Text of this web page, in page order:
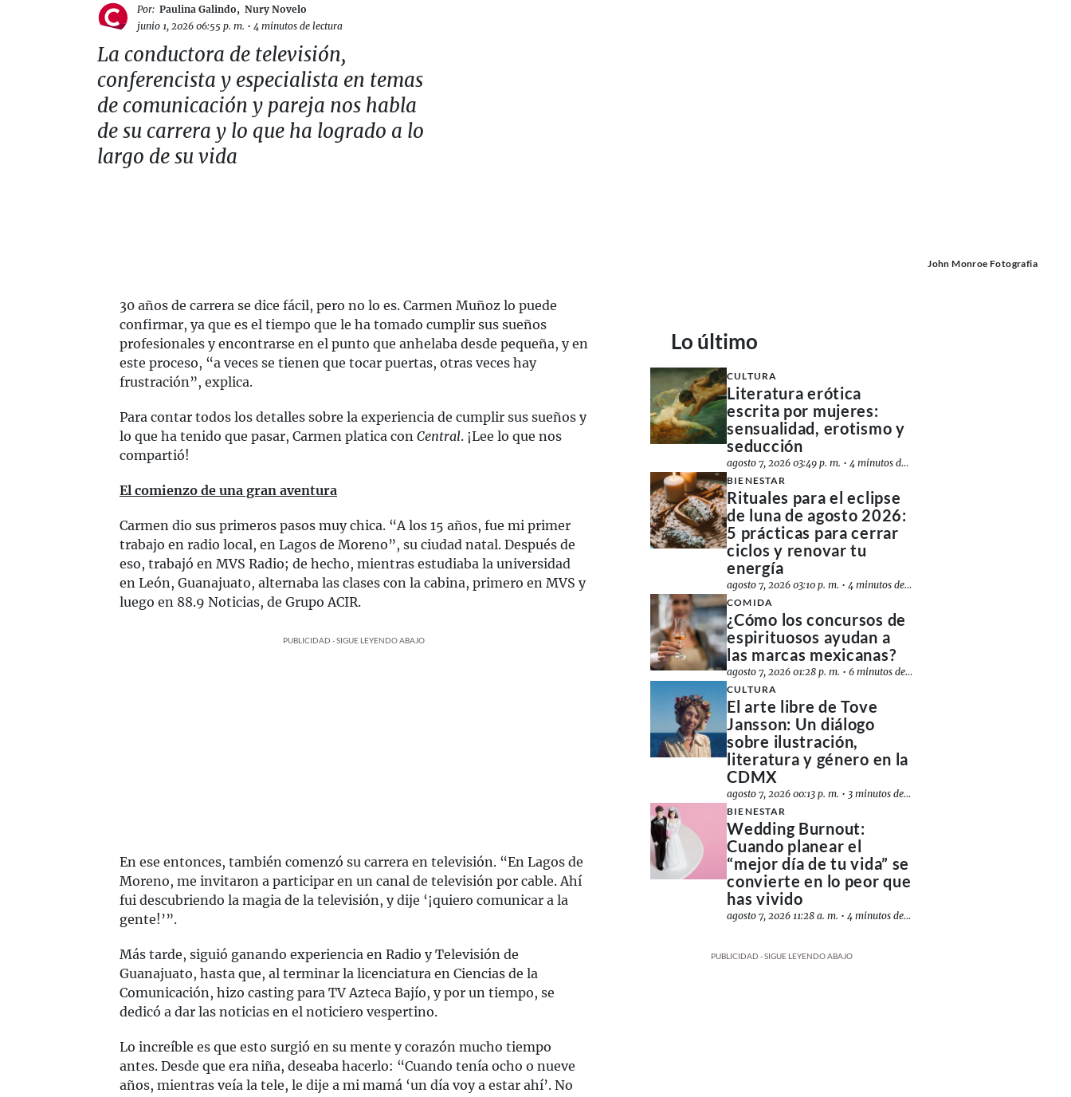
Por: Paulina Galindo, Nury Novelo
junio 1, 2026 06:55 p. m. • 4 minutos de lectura
La conductora de televisión,
conferencista y especialista en temas
de comunicación y pareja nos habla
de su carrera y lo que ha logrado a lo
largo de su vida
John Monroe Fotografia
30 años de carrera se dice fácil, pero no lo es. Carmen Muñoz lo puede
confirmar, ya que es el tiempo que le ha tomado cumplir sus sueños
profesionales y encontrarse en el punto que anhelaba desde pequeña, y en
este proceso, “a veces se tienen que tocar puertas, otras veces hay
frustración”, explica.
Para contar todos los detalles sobre la experiencia de cumplir sus sueños y
lo que ha tenido que pasar, Carmen platica con Central. ¡Lee lo que nos
compartió!
El comienzo de una gran aventura
Carmen dio sus primeros pasos muy chica. “A los 15 años, fue mi primer
trabajo en radio local, en Lagos de Moreno”, su ciudad natal. Después de
eso, trabajó en MVS Radio; de hecho, mientras estudiaba la universidad
en León, Guanajuato, alternaba las clases con la cabina, primero en MVS y
luego en 88.9 Noticias, de Grupo ACIR.
PUBLICIDAD - SIGUE LEYENDO ABAJO
En ese entonces, también comenzó su carrera en televisión. “En Lagos de
Moreno, me invitaron a participar en un canal de televisión por cable. Ahí
fui descubriendo la magia de la televisión, y dije ‘¡quiero comunicar a la
gente!’”.
Más tarde, siguió ganando experiencia en Radio y Televisión de
Guanajuato, hasta que, al terminar la licenciatura en Ciencias de la
Comunicación, hizo casting para TV Azteca Bajío, y por un tiempo, se
dedicó a dar las noticias en el noticiero vespertino.
Lo increíble es que esto surgió en su mente y corazón mucho tiempo
antes. Desde que era niña, deseaba hacerlo: “Cuando tenía ocho o nueve
años, mientras veía la tele, le dije a mi mamá ‘un día voy a estar ahí’. No
Lo último
CULTURA
Literatura erótica
escrita por mujeres:
sensualidad, erotismo y
seducción
agosto 7, 2026 03:49 p. m. •4 minutos de lectura
BIENESTAR
Rituales para el eclipse
de luna de agosto 2026:
5 prácticas para cerrar
ciclos y renovar tu
energía
agosto 7, 2026 03:10 p. m. •4 minutos de lectura
COMIDA
¿Cómo los concursos de
espirituosos ayudan a
las marcas mexicanas?
agosto 7, 2026 01:28 p. m. •6 minutos de lectura
CULTURA
El arte libre de Tove
Jansson: Un diálogo
sobre ilustración,
literatura y género en la
CDMX
agosto 7, 2026 00:13 p. m. • 3 minutos de lectura
BIENESTAR
Wedding Burnout:
Cuando planear el
“mejor día de tu vida” se
convierte en lo peor que
has vivido
agosto 7, 2026 11:28 a. m. •4 minutos de lectura
PUBLICIDAD - SIGUE LEYENDO ABAJO